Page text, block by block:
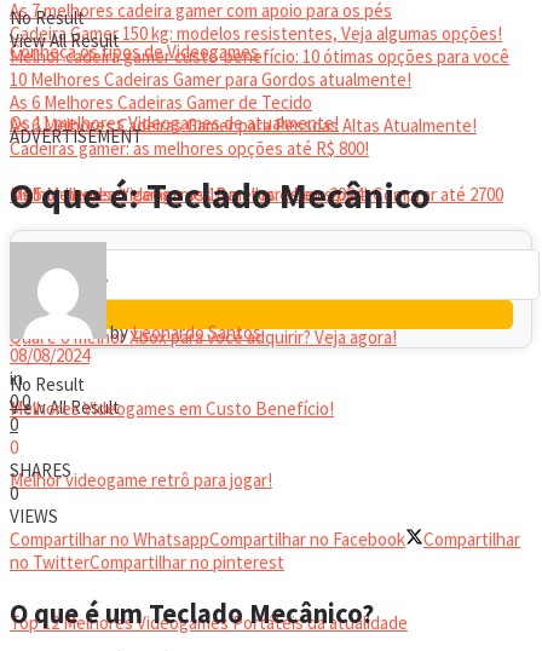
As 7 melhores cadeira gamer com apoio para os pés
Cadeira Gamer 150 kg: modelos resistentes, Veja algumas opções!
Melhor cadeira gamer custo-benefício: 10 ótimas opções para você
10 Melhores Cadeiras Gamer para Gordos atualmente!
As 6 Melhores Cadeiras Gamer de Tecido
As 6 Melhores Cadeiras Gamer para Pessoas Altas Atualmente!
Cadeiras gamer: as melhores opções até R$ 800!
Melhor headset gamer: os 10 melhores em 2024!
No Result
View All Result
Conheça os tipos de Videogames
Os 11 melhores Videogames de atualmente!
Os 5 Melhores Videogames Baratos e Bons para Comprar até 2700
Reais
Qual é o melhor Xbox para você adquirir? Veja agora!
Melhores Videogames em Custo Benefício!
Melhor videogame retrô para jogar!
VIDEOGAMES PORTÁTEIS
Top 12 Melhores Videogames Portáteis da atualidade
No Result
View All Result
ADVERTISEMENT
O que é: Teclado Mecânico
byLeonardo Santos
08/08/2024
in
00
0
0
SHARES
0
VIEWS
Compartilhar no WhatsappCompartilhar no Facebook
Compartilhar
no TwitterCompartilhar no pinterest
O que é um Teclado Mecânico?